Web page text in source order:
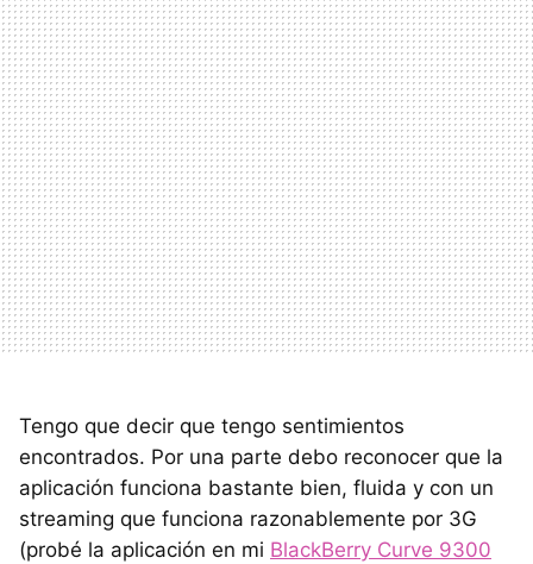
Tengo que decir que tengo sentimientos
encontrados. Por una parte debo reconocer que la
aplicación funciona bastante bien, fluida y con un
streaming que funciona razonablemente por 3G
(probé la aplicación en mi BlackBerry Curve 9300